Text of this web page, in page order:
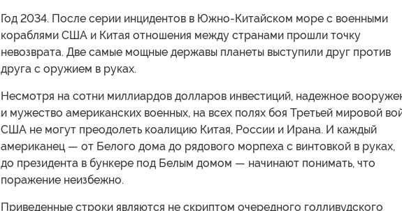
Год 2034. После серии инцидентов в Южно-Китайском море с военными
кораблями США и Китая отношения между странами прошли точку
невозврата. Две самые мощные державы планеты выступили друг против
друга с оружием в руках.
Несмотря на сотни миллиардов долларов инвестиций, надежное
и мужество американских военных, на всех полях боя Третьей мировой
США не могут преодолеть коалицию Китая, России и Ирана. И каждый
американец — от Белого дома до рядового морпеха с винтовкой в ​​руках,
до президента в бункере под Белым домом — начинают понимать, что
поражение неизбежно.
Приведенные строки являются не скриптом очередного голливудского